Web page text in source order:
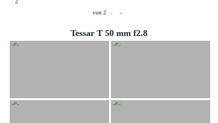
von 2 › »
Tessar T 50 mm f2.8